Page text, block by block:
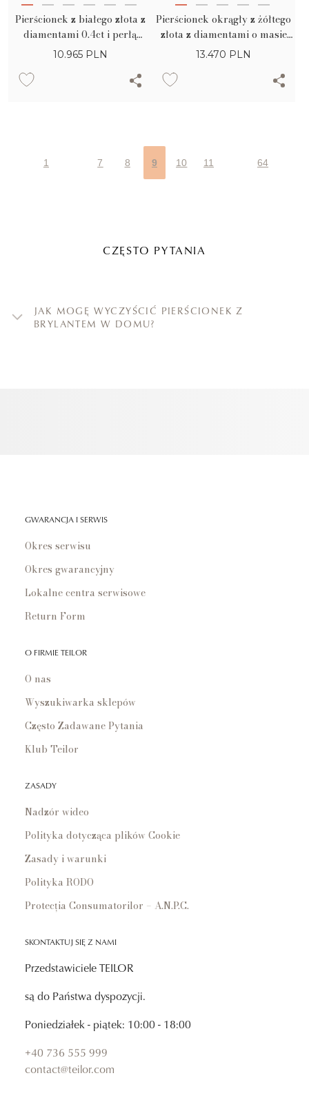
Pierścionek z białego złota z
diamentami 0.4ct i perłą
słodkowodną
10.965 PLN
Pierścionek okrągły z żółtego
złota z diamentami o masie
0.8ct
13.470 PLN
1 7 8 9 10 11 64
CZĘSTO PYTANIA
JAK MOGĘ WYCZYŚCIĆ PIERŚCIONEK Z
BRYLANTEM W DOMU?
GWARANCJA I SERWIS
Okres serwisu
Okres gwarancyjny
Lokalne centra serwisowe
Return Form
O FIRMIE TEILOR
O nas
Wyszukiwarka sklepów
Często Zadawane Pytania
Klub Teilor
ZASADY
Nadzór wideo
Polityka dotycząca plików Cookie
Zasady i warunki
Polityka RODO
Protecția Consumatorilor – A.N.P.C.
SKONTAKTUJ SIĘ Z NAMI
Przedstawiciele TEILOR
są do Państwa dyspozycji.
Poniedziałek - piątek: 10:00 - 18:00
+40 736 555 999
contact@teilor.com